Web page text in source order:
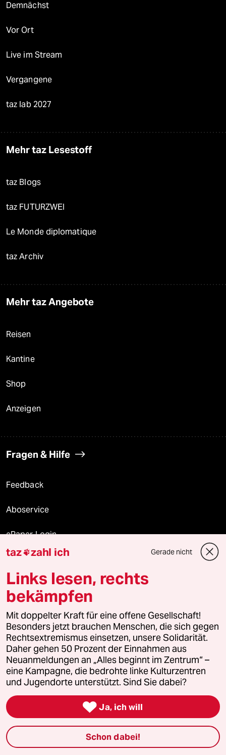
Demnächst
Vor Ort
Live im Stream
Vergangene
taz lab 2027
Mehr taz Lesestoff
taz Blogs
taz FUTURZWEI
Le Monde diplomatique
taz Archiv
Mehr taz Angebote
Reisen
Kantine
Shop
Anzeigen
Fragen & Hilfe
Feedback
Aboservice
ePaper Login
Downloads für Abonnierende
© 2026 taz Verlags und Vertriebs GmbH
Alle Rechte vorbehalten. Bei rechtlichen Fragen oder für Genehmigungen
wenden Sie sich bitte an lizenzen@taz.de
Feedback Redaktionsstatut Kommune-Richtlinien
Leitlinie Informant Datenschutz Impressum AGB
Seitenwende Einwilligungen widerrufen (Ads)
taz zahl ich Gerade nicht
Links lesen, rechts
bekämpfen
Mit doppelter Kraft für eine offene Gesellschaft!
Besonders jetzt brauchen Menschen, die sich gegen
Rechtsextremismus einsetzen, unsere Solidarität.
Daher gehen 50 Prozent der Einnahmen aus
Neuanmeldungen an „Alles beginnt im Zentrum“ –
eine Kampagne, die bedrohte linke Kulturzentren
und Jugendorte unterstützt. Sind Sie dabei?
 Ja, ich will
Schon dabei!